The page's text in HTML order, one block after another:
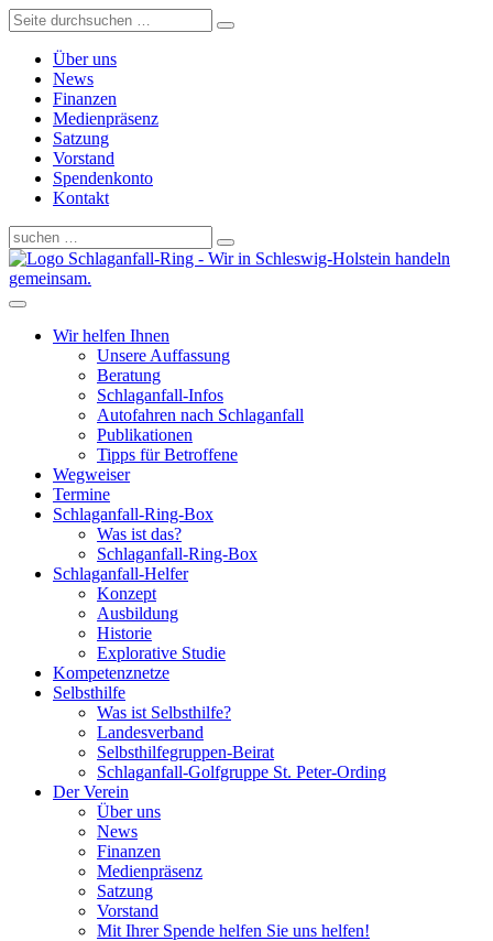
Über uns
News
Finanzen
Medienpräsenz
Satzung
Vorstand
Spendenkonto
Kontakt
Schlaganfall-Ring - Wir in Schleswig-Holstein handeln
gemeinsam.
Wir helfen Ihnen
Unsere Auffassung
Beratung
Schlaganfall-Infos
Autofahren nach Schlaganfall
Publikationen
Tipps für Betroffene
Wegweiser
Termine
Schlaganfall-Ring-Box
Was ist das?
Schlaganfall-Ring-Box
Schlaganfall-Helfer
Konzept
Ausbildung
Historie
Explorative Studie
Kompetenznetze
Selbsthilfe
Was ist Selbsthilfe?
Landesverband
Selbsthilfegruppen-Beirat
Schlaganfall-Golfgruppe St. Peter-Ording
Der Verein
Über uns
News
Finanzen
Medienpräsenz
Satzung
Vorstand
Mit Ihrer Spende helfen Sie uns helfen!